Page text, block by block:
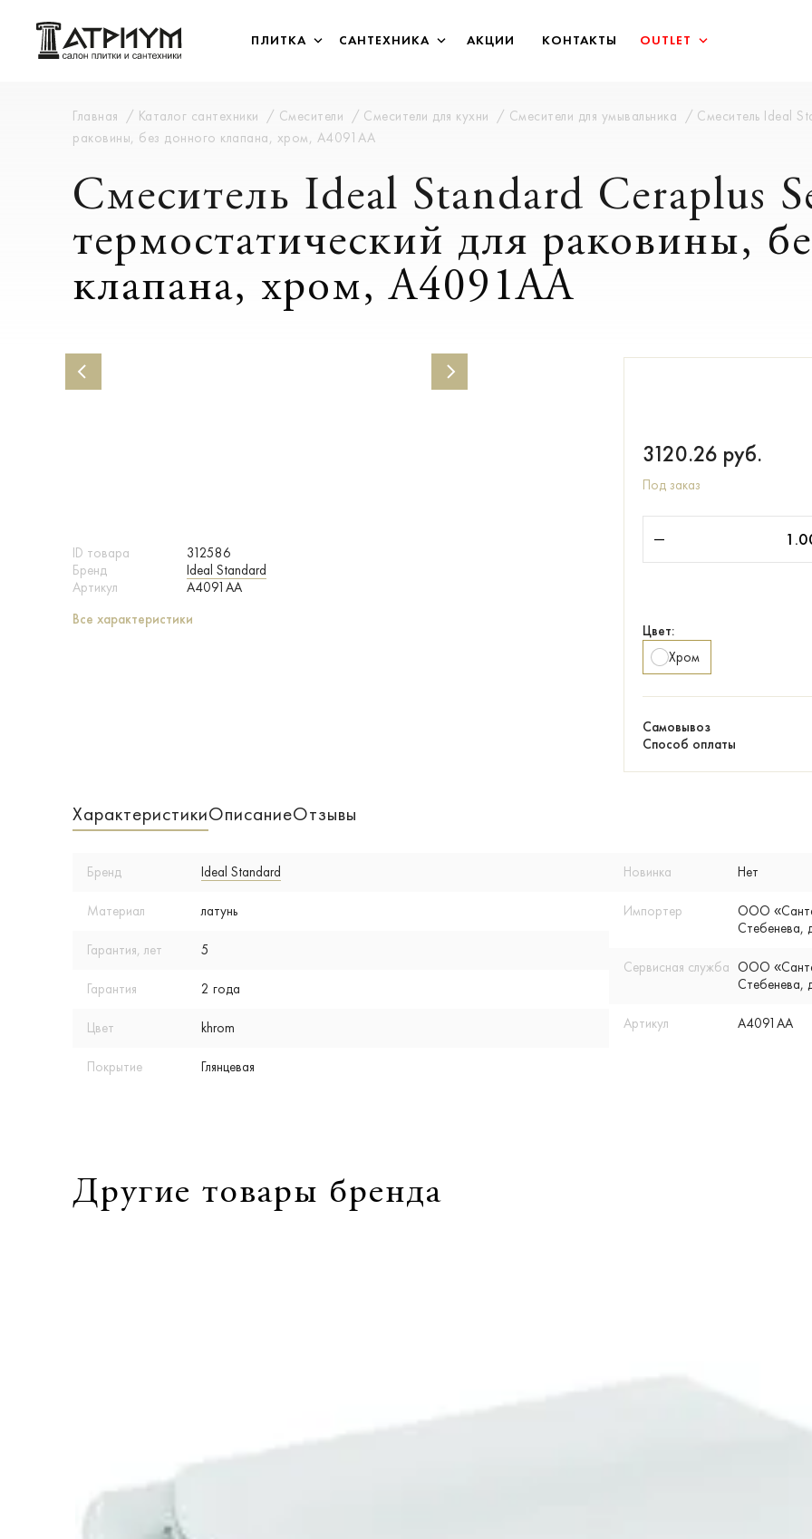
ПЛИТКА САНТЕХНИКА АКЦИИ КОНТАКТЫ OUTLET
Главная Каталог сантехники Смесители Смесители для кухни Смесители для умывальника
Смеситель Ideal
раковины, без донного клапана, хром, A4091AA
Смеситель Ideal Standard Ceraplus
термостатический для раковины,
клапана, хром, A4091AA
ID товара
312586
Бренд
Ideal Standard
Артикул
A4091AA
Все характеристики
3120.26 руб.
Под заказ
Цвет:
Хром
Самовывоз
Способ оплаты
ХарактеристикиОписаниеОтзывы
Бренд Ideal Standard
Материал латунь
Гарантия, лет 5
Гарантия 2 года
Цвет khrom
Покрытие Глянцевая
Новинка Нет
Импортер
ООО
Стебенева,
Сервисная служба ООО
Стебенева,
Артикул A4091AA
Другие товары бренда